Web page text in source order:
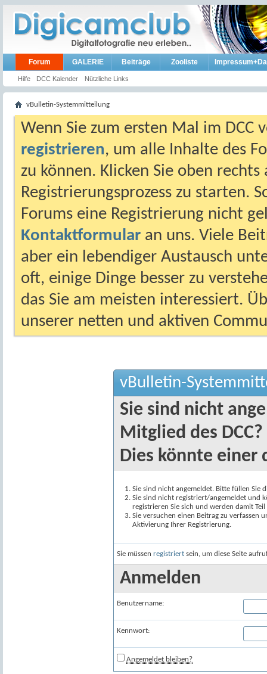
Forum
Hilfe DCC Kalender Nützliche Links
GALERIE Beiträge Zooliste
vBulletin-Systemmitteilung
Wenn Sie zum ersten Mal im DCC
registrieren, um alle Inhalte des
zu können. Klicken Sie oben
Registrierungsprozess zu starten.
Forums eine Registrierung nicht
Kontaktformular an uns. Viele
aber ein lebendiger Austausch
oft, einige Dinge besser zu
das Sie am meisten interessiert.
unserer netten und aktiven
vBulletin-
Sie sind nicht
Mitglied des DCC?
Dies könnte einer
Sie sind nicht angemeldet. Bitte füllen Sie
Sie sind nicht registriert/angemeldet und
registrieren Sie sich und werden damit
Sie versuchen einen Beitrag zu verfassen
Aktivierung Ihrer Registrierung.
Sie müssen registriert sein, um diese Seite
Anmelden
Benutzername:
Kennwort:
Angemeldet bleiben?